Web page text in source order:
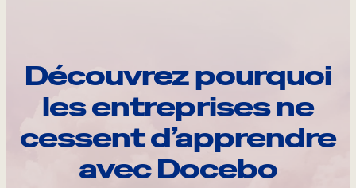
Découvrez pourquoi
les entreprises ne
cessent d’apprendre
avec Docebo